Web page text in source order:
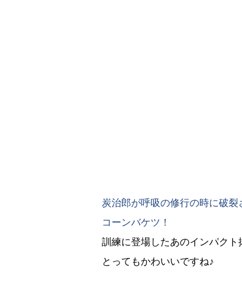
炭治郎が呼吸の修行の時に破
コーンバケツ！
訓練に登場したあのインパク
とってもかわいいですね♪